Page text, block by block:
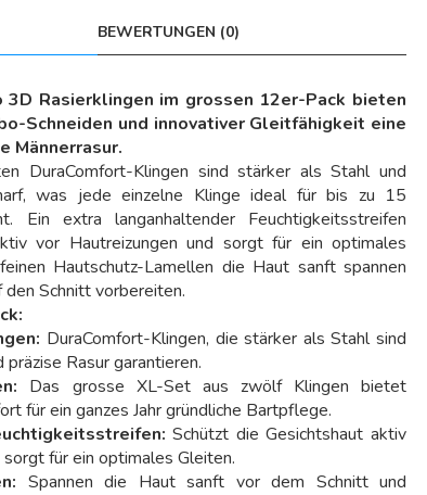
BEWERTUNGEN (0)
Rasierklingen im grossen 12er-Pack bieten
Schneiden und innovativer Gleitfähigkeit eine
Männerrasur.
DuraComfort-Klingen sind stärker als Stahl und
was jede einzelne Klinge ideal für bis zu 15
Ein extra langanhaltender Feuchtigkeitsstreifen
vor Hautreizungen und sorgt für ein optimales
Hautschutz-Lamellen die Haut sanft spannen
Schnitt vorbereiten.
DuraComfort-Klingen, die stärker als Stahl sind
Rasur garantieren.
Das grosse XL-Set aus zwölf Klingen bietet
für ein ganzes Jahr gründliche Bartpflege.
Schützt die Gesichtshaut aktiv
für ein optimales Gleiten.
Spannen die Haut sanft vor dem Schnitt und